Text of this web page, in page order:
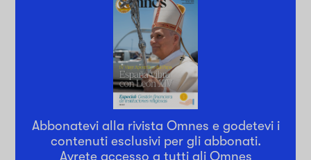
Abbonatevi alla rivista Omnes e godetevi i
contenuti esclusivi per gli abbonati.
Avrete accesso a tutti gli Omnes